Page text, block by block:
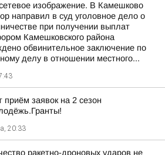
изображение. В Камешково
направил в суд уголовное дело о
при получении выплат
Камешковского района
обвинительное заключение по
делу в отношении местного...
приём заявок на 2 сезон
20:33
ракетно-дроновых ударов не